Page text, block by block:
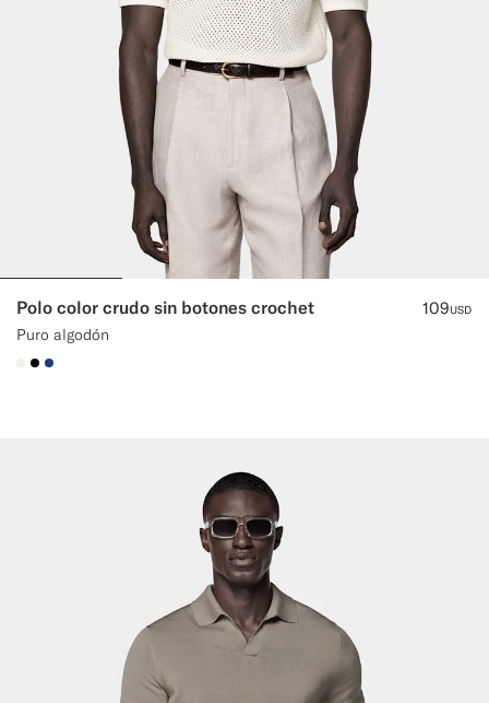
Polo color crudo sin botones crochet
Puro algodón
109USD
#F1EFE8
#000000
#1C3D7A